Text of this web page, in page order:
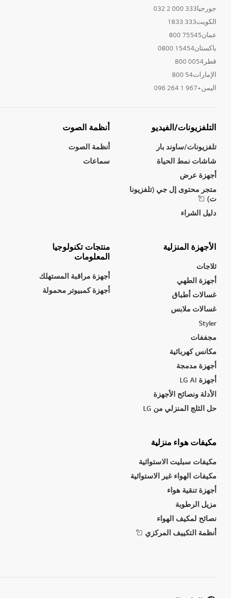
جورجيا333 000 2 032
الكويت333 1833
عمان75545 800
باكستان15454 0800
قطر0054 800
الإمارات54 800
اليمن+967 1 264 096
التلفزيونات/الفيديو
تلفزيونات/ساوند بار
شاشات نمط الحياة
أجهزة عرض
متجر محتوى إل جي (تلفزيونا
ت)
دليل الشراء
أنظمة الصوت
أنظمة الصوت
سماعات
الأجهزة المنزلية
ثلاجات
أجهزة الطهي
غسالات أطباق
غسالات ملابس
Styler
مجففات
مكانس كهربائية
أجهزة مدمجة
أجهزة LG AI
الأدلة ونصائح الأجهزة
حل الثلج المنزلي من LG
منتجات تكنولوجيا
المعلومات
أجهزة مراقبة المستهلك
أجهزة كمبيوتر محمولة
مكيفات هواء منزلية
مكيفات سبليت الاستوائية
مكيفات الهواء غير الاستوائية
أجهزة تنقية هواء
مزيل الرطوبة
نصائح لمكيف الهواء
أنظمة التكييف المركزي